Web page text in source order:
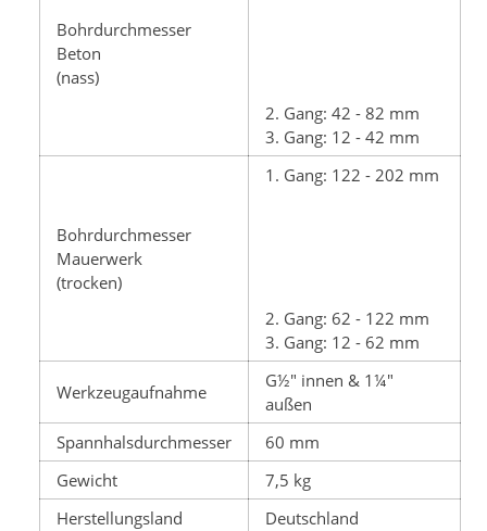
Bohrdurchmesser
Beton
(nass)
2. Gang: 42 - 82 mm
3. Gang: 12 - 42 mm
Bohrdurchmesser
Mauerwerk
(trocken)
1. Gang: 122 - 202 mm
2. Gang: 62 - 122 mm
3. Gang: 12 - 62 mm
Werkzeugaufnahme
G½" innen & 1¼"
außen
Spannhalsdurchmesser
60 mm
Gewicht
7,5 kg
Herstellungsland
Deutschland